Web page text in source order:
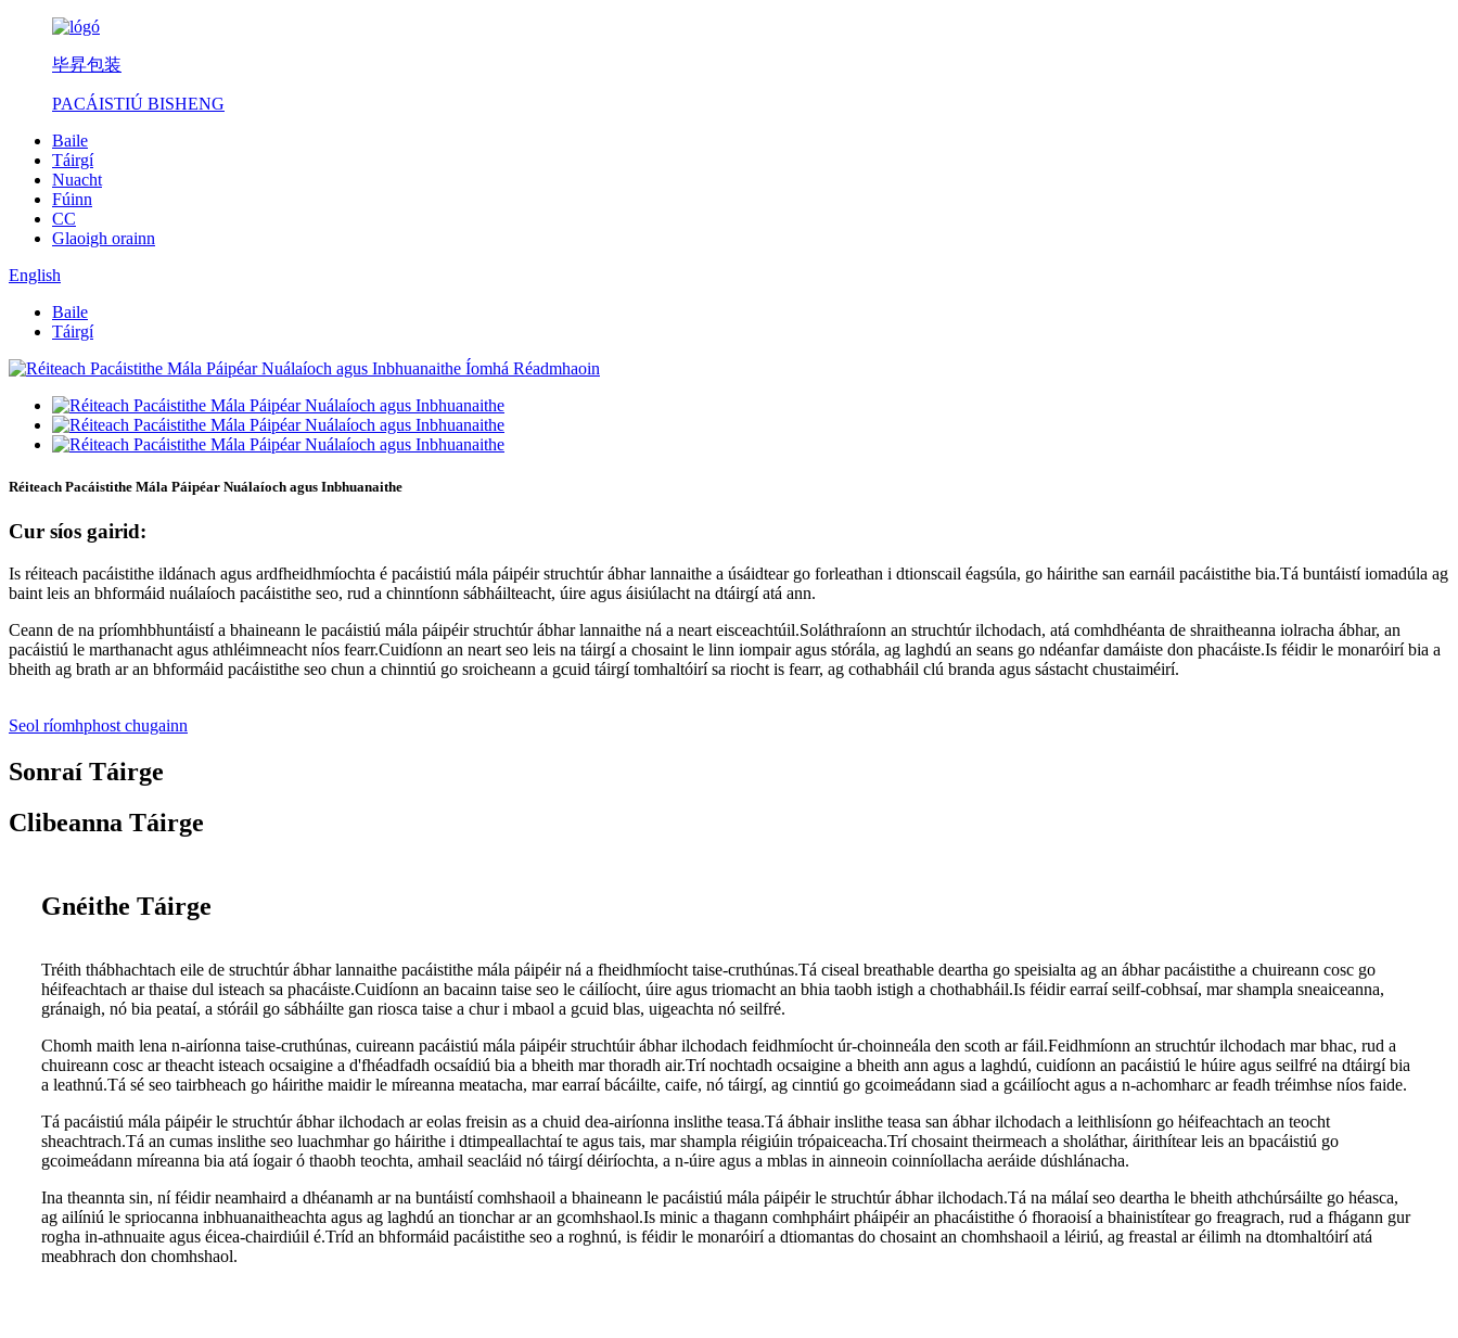
毕昇包装
PACÁISTIÚ BISHENG
Baile
Táirgí
Nuacht
Fúinn
CC
Glaoigh orainn
English
Baile
Táirgí
Réiteach Pacáistithe Mála Páipéar Nuálaíoch agus Inbhuanaithe
Cur síos gairid:
Is réiteach pacáistithe ildánach agus ardfheidhmíochta é pacáistiú mála páipéir struchtúr ábhar lannaithe a úsáidtear go forleathan i dtionscail éagsúla, go háirithe san earnáil pacáistithe bia.Tá buntáistí iomadúla ag
baint leis an bhformáid nuálaíoch pacáistithe seo, rud a chinntíonn sábháilteacht, úire agus áisiúlacht na dtáirgí atá ann.
Ceann de na príomhbhuntáistí a bhaineann le pacáistiú mála páipéir struchtúr ábhar lannaithe ná a neart eisceachtúil.Soláthraíonn an struchtúr ilchodach, atá comhdhéanta de shraitheanna iolracha ábhar, an
pacáistiú le marthanacht agus athléimneacht níos fearr.Cuidíonn an neart seo leis na táirgí a chosaint le linn iompair agus stórála, ag laghdú an seans go ndéanfar damáiste don phacáiste.Is féidir le monaróirí bia a
bheith ag brath ar an bhformáid pacáistithe seo chun a chinntiú go sroicheann a gcuid táirgí tomhaltóirí sa riocht is fearr, ag cothabháil clú branda agus sástacht chustaiméirí.
Seol ríomhphost chugainn
Sonraí Táirge
Clibeanna Táirge
Gnéithe Táirge
Tréith thábhachtach eile de struchtúr ábhar lannaithe pacáistithe mála páipéir ná a fheidhmíocht taise-cruthúnas.Tá ciseal breathable deartha go speisialta ag an ábhar pacáistithe a chuireann cosc ​​​​go
héifeachtach ar thaise dul isteach sa phacáiste.Cuidíonn an bacainn taise seo le cáilíocht, úire agus triomacht an bhia taobh istigh a chothabháil.Is féidir earraí seilf-cobhsaí, mar shampla sneaiceanna,
gránaigh, nó bia peataí, a stóráil go sábháilte gan riosca taise a chur i mbaol a gcuid blas, uigeachta nó seilfré.
Chomh maith lena n-airíonna taise-cruthúnas, cuireann pacáistiú mála páipéir struchtúir ábhar ilchodach feidhmíocht úr-choinneála den scoth ar fáil.Feidhmíonn an struchtúr ilchodach mar bhac, rud a
chuireann cosc ​​ar theacht isteach ocsaigine a d'fhéadfadh ocsaídiú bia a bheith mar thoradh air.Trí nochtadh ocsaigine a bheith ann agus a laghdú, cuidíonn an pacáistiú le húire agus seilfré na dtáirgí bia
a leathnú.Tá sé seo tairbheach go háirithe maidir le míreanna meatacha, mar earraí bácáilte, caife, nó táirgí, ag cinntiú go gcoimeádann siad a gcáilíocht agus a n-achomharc ar feadh tréimhse níos faide.
Tá pacáistiú mála páipéir le struchtúr ábhar ilchodach ar eolas freisin as a chuid dea-airíonna inslithe teasa.Tá ábhair inslithe teasa san ábhar ilchodach a leithlisíonn go héifeachtach an teocht
sheachtrach.Tá an cumas inslithe seo luachmhar go háirithe i dtimpeallachtaí te agus tais, mar shampla réigiúin trópaiceacha.Trí chosaint theirmeach a sholáthar, áirithítear leis an bpacáistiú go
gcoimeádann míreanna bia atá íogair ó thaobh teochta, amhail seacláid nó táirgí déiríochta, a n-úire agus a mblas in ainneoin coinníollacha aeráide dúshlánacha.
Ina theannta sin, ní féidir neamhaird a dhéanamh ar na buntáistí comhshaoil ​​a bhaineann le pacáistiú mála páipéir le struchtúr ábhar ilchodach.Tá na málaí seo deartha le bheith athchúrsáilte go héasca,
ag ailíniú le spriocanna inbhuanaitheachta agus ag laghdú an tionchar ar an gcomhshaol.Is minic a thagann comhpháirt pháipéir an phacáistithe ó fhoraoisí a bhainistítear go freagrach, rud a fhágann gur
rogha in-athnuaite agus éicea-chairdiúil é.Tríd an bhformáid pacáistithe seo a roghnú, is féidir le monaróirí a dtiomantas do chosaint an chomhshaoil ​​a léiriú, ag freastal ar éilimh na dtomhaltóirí atá
meabhrach don chomhshaol.